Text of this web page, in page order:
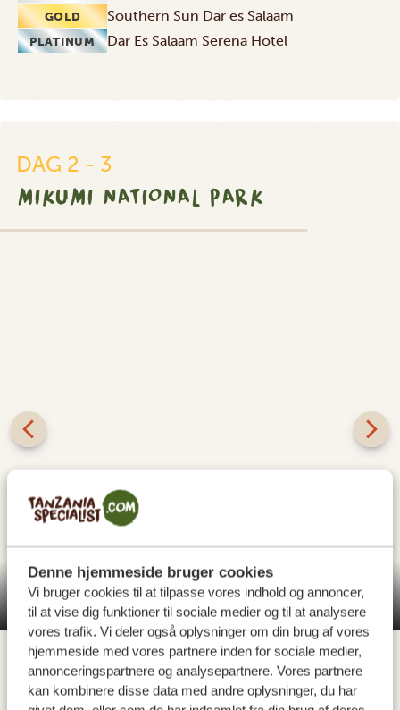
Denne hjemmeside bruger cookies
Vi bruger cookies til at tilpasse vores indhold og annoncer,
til at vise dig funktioner til sociale medier og til at analysere
vores trafik. Vi deler også oplysninger om din brug af vores
hjemmeside med vores partnere inden for sociale medier,
annonceringspartnere og analysepartnere. Vores partnere
kan kombinere disse data med andre oplysninger, du har
GOLD Southern Sun Dar es Salaam
PLATINUM Dar Es Salaam Serena Hotel
DAG 2 - 3
MIKUMI NATIONAL PARK
Mikumi National Park
Dar es Salaam og er Tanzanias fjerde største
nationalpark. De åbne landskaber og det rige dyreliv
kan sammenlignes med de berømte sletter i Serengeti,
men parkens beliggenhed tæt på Tanzanias største by
gør Mikumi lettere tilgængelig. Parken har en stor
variation af dyr: elefanter, bøfler, zebraer og giraffer er